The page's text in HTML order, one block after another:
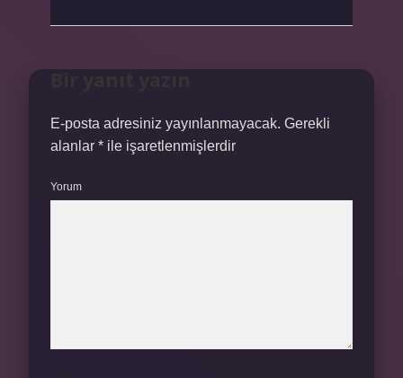
E-posta adresiniz yayınlanmayacak. Gerekli
alanlar * ile işaretlenmişlerdir
Yorum